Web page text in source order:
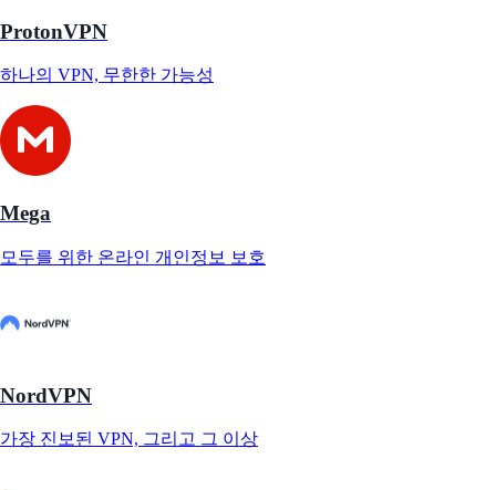
ProtonVPN
하나의 VPN, 무한한 가능성
Mega
모두를 위한 온라인 개인정보 보호
NordVPN
가장 진보된 VPN, 그리고 그 이상